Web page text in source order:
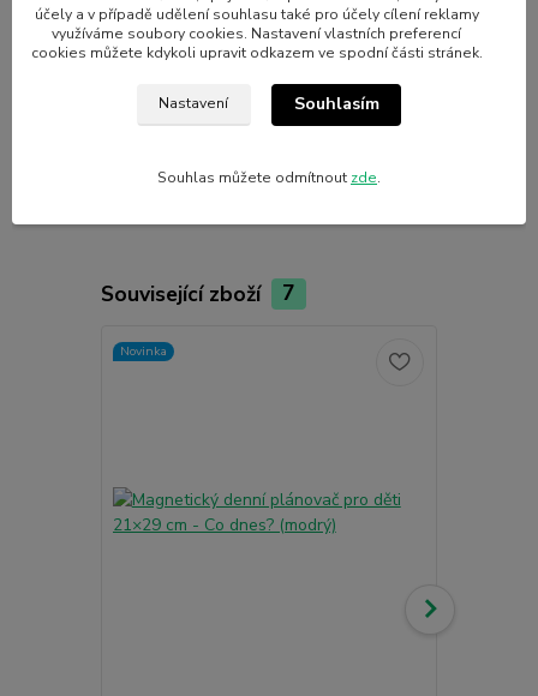
Související zboží 7
Novinka
účely a v případě udělení souhlasu také pro účely cílení reklamy
využíváme soubory cookies. Nastavení vlastních preferencí
cookies můžete kdykoli upravit odkazem ve spodní části stránek.
Nastavení Souhlasím
Souhlas můžete odmítnout zde.